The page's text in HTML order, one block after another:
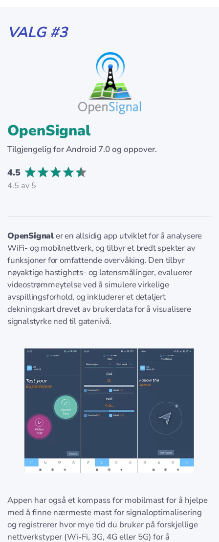
VALG #3
OpenSignal
Tilgjengelig for Android 7.0 og oppover.
4.5
4.5 av 5
OpenSignaler en allsidig app utviklet for å analysere
WiFi- og mobilnettverk, og tilbyr et bredt spekter av
funksjoner for omfattende overvåking. Den tilbyr
nøyaktige hastighets- og latensmålinger, evaluerer
videostrømmeytelse ved å simulere virkelige
avspillingsforhold, og inkluderer et detaljert
dekningskart drevet av brukerdata for å visualisere
signalstyrke ned til gatenivå.
Appen har også et kompass for mobilmast for å hjelpe
med å finne nærmeste mast for signaloptimalisering
og registrerer hvor mye tid du bruker på forskjellige
nettverkstyper (Wi-Fi, 3G, 4G eller 5G) for å